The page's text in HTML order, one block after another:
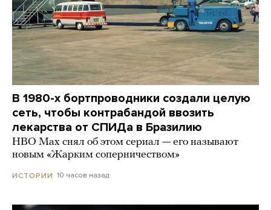
В 1980-х бортпроводники создали целую
сеть, чтобы контрабандой ввозить
лекарства от СПИДа в Бразилию
HBO Max снял об этом сериал — его называют
новым «Жарким соперничеством»
ИСТОРИИ 10 часов назад